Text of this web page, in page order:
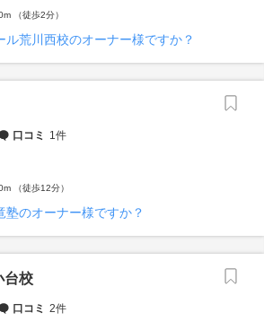
（徒歩2分）
ル荒川西校のオーナー様ですか？
口コミ 1件
（徒歩12分）
塾のオーナー様ですか？
台校
口コミ 2件